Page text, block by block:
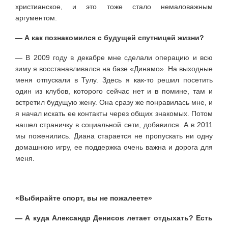
христианское, и это тоже стало немаловажным
аргументом.
— А как познакомился с будущей спутницей жизни?
— В 2009 году в декабре мне сделали операцию и всю
зиму я восстанавливался на базе «Динамо». На выходные
меня отпускали в Тулу. Здесь я как-то решил посетить
один из клубов, которого сейчас нет и в помине, там и
встретил будущую жену. Она сразу же понравилась мне, и
я начал искать ее контакты через общих знакомых. Потом
нашел страничку в социальной сети, добавился. А в 2011
мы поженились. Диана старается не пропускать ни одну
домашнюю игру, ее поддержка очень важна и дорога для
меня.
«Выбирайте спорт, вы не пожалеете»
— А куда Александр Денисов летает отдыхать? Есть